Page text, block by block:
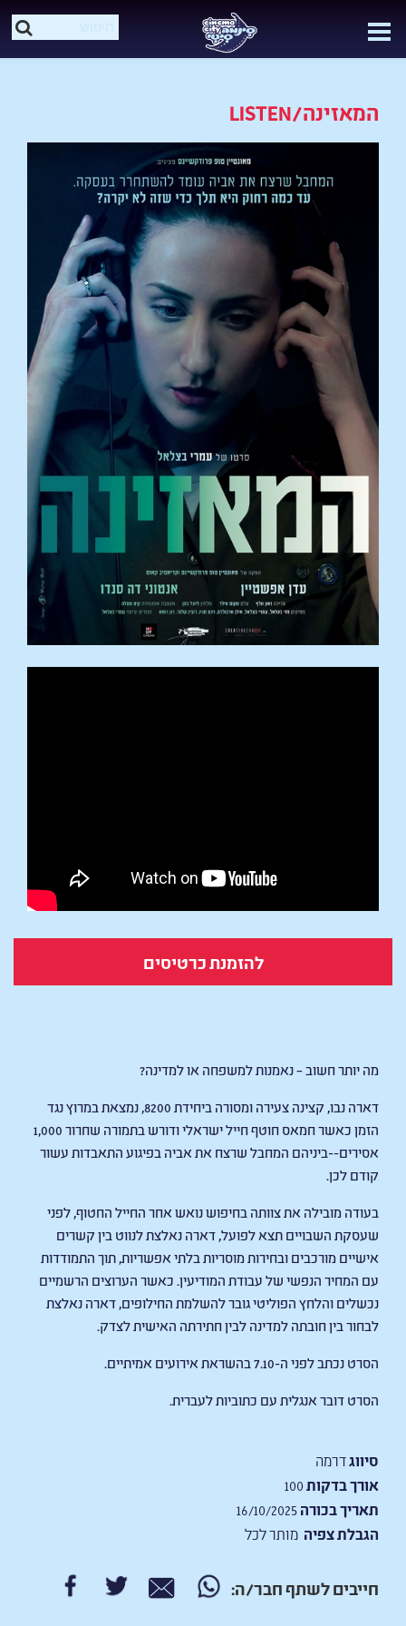
המאזינה/LISTEN
להזמנת כרטיסים
מה יותר חשוב – נאמנות למשפחה או למדינה?
דארה נבו, קצינה צעירה ומסורה ביחידת 8200, נמצאת במרוץ נגד
הזמן כאשר חמאס חוטף חייל ישראלי ודורש בתמורה שחרור 1,000
אסירים--ביניהם המחבל שרצח את אביה בפיגוע התאבדות עשור
קודם לכן.
בעודה מובילה את צוותה בחיפוש נואש אחר החייל החטוף, לפני
שעסקת השבויים תצא לפועל, דארה נאלצת לנווט בין קשרים
אישיים מורכבים ובחירות מוסריות בלתי אפשריות, תוך התמודדות
עם המחיר הנפשי של עבודת המודיעין. כאשר הערוצים הרשמיים
נכשלים והלחץ הפוליטי גובר להשלמת החילופים, דארה נאלצת
לבחור בין חובתה למדינה לבין חתירתה האישית לצדק.
הסרט נכתב לפני ה-7.10 בהשראת אירועים אמיתיים.
הסרט דובר אנגלית עם כתוביות לעברית.
סיווגדרמה
אורך בדקות
תאריך בכורה
הגבלת צפיה מותר לכל
חייבים לשתף חבר/ה: